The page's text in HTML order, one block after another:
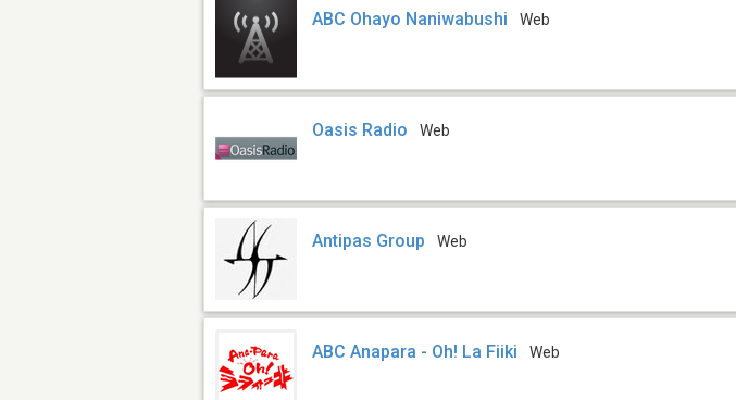
ABC Ohayo Naniwabushi Web
Oasis Radio Web
Antipas Group Web
ABC Anapara - Oh! La Fiiki Web